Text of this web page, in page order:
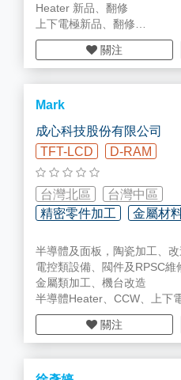
Heater 新品、翻修
上下電極新品、翻修
電控類、閥件、RPS、Chiller
陽極處理
關注
Mark
成心科技股份有限公司
TFT-LCD
D-RAM
台灣北區
台灣中區
精密零件加工
金屬材
半導體及面板，陶瓷加工、
電控類設備、閥件及RPSC維
金屬類加工、機台改造
半導體Heater、CCW、上下
關注